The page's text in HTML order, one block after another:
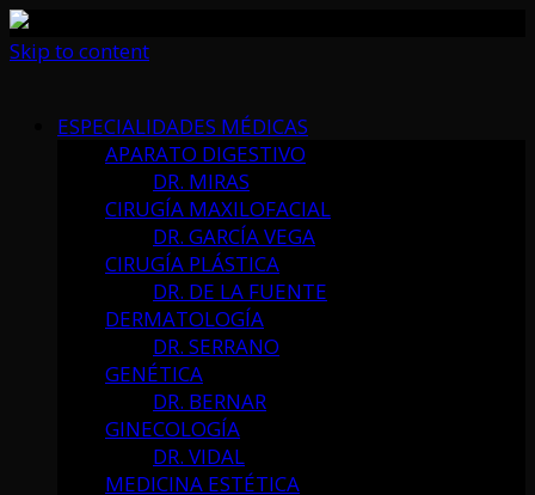
Skip to content
ESPECIALIDADES MÉDICAS
APARATO DIGESTIVO
DR. MIRAS
CIRUGÍA MAXILOFACIAL
DR. GARCÍA VEGA
CIRUGÍA PLÁSTICA
DR. DE LA FUENTE
DERMATOLOGÍA
DR. SERRANO
GENÉTICA
DR. BERNAR
GINECOLOGÍA
DR. VIDAL
MEDICINA ESTÉTICA